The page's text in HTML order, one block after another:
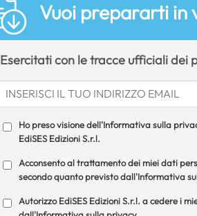
Vuoi prepararti in
Esercitati con le tracce ufficiali dei
Ho preso visione dell'Informativa sulla
EdiSES Edizioni S.r.l.
Acconsento al trattamento dei miei dati
secondo quanto previsto dall'Informativa
Autorizzo EdiSES Edizioni S.r.l. a cedere i